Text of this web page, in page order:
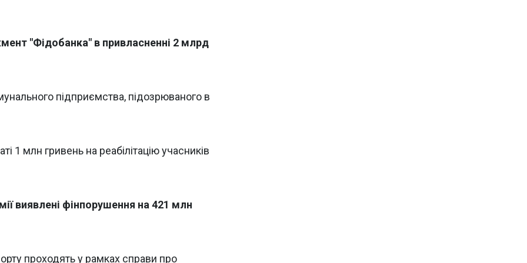
"Фідобанка" в привласненні 2 млрд
підприємства, підозрюваного в
1 млн гривень на реабілітацію учасників
виявлені фінпорушення на 421 млн
проходять у рамках справи про